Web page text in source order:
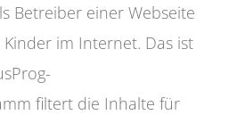
Betreiber einer Webseite
im Internet. Das ist
filtert die Inhalte für